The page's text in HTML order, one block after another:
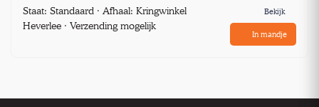
Staat: Standaard · Afhaal: Kringwinkel
Heverlee · Verzending mogelijk
Bekijk
In mandje